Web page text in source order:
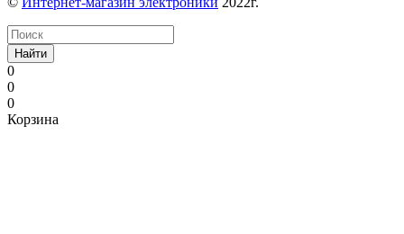
Найти
0
0
0
Корзина